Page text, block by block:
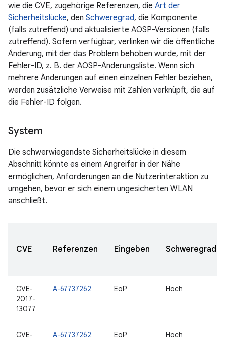
wie die CVE, zugehörige Referenzen, die Art der
Sicherheitslücke, den Schweregrad, die Komponente
(falls zutreffend) und aktualisierte AOSP-Versionen (falls
zutreffend). Sofern verfügbar, verlinken wir die öffentliche
Änderung, mit der das Problem behoben wurde, mit der
Fehler-ID, z. B. der AOSP-Änderungsliste. Wenn sich
mehrere Änderungen auf einen einzelnen Fehler beziehen,
werden zusätzliche Verweise mit Zahlen verknüpft, die auf
die Fehler-ID folgen.
System
Die schwerwiegendste Sicherheitslücke in diesem
Abschnitt könnte es einem Angreifer in der Nähe
ermöglichen, Anforderungen an die Nutzerinteraktion zu
umgehen, bevor er sich einem ungesicherten WLAN
anschließt.
CVE Referenzen Eingeben Schweregrad
CVE-
2017-
13077
A-67737262 EoP Hoch
CVE-
A-67737262 EoP Hoch